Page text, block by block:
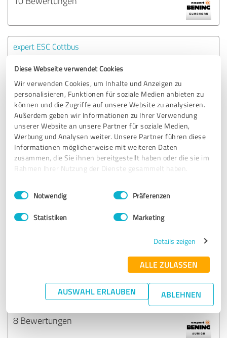
Diese Webseite verwendet Cookies
Wir verwenden Cookies, um Inhalte und Anzeigen zu
personalisieren, Funktionen für soziale Medien anbieten zu
können und die Zugriffe auf unsere Website zu analysieren.
Außerdem geben wir Informationen zu Ihrer Verwendung
unserer Website an unsere Partner für soziale Medien,
Werbung und Analysen weiter. Unsere Partner führen diese
Informationen möglicherweise mit weiteren Daten
zusammen, die Sie ihnen bereitgestellt haben oder die sie im
Rahmen Ihrer Nutzung der Dienste gesammelt haben.
Impressum Datenschutzbestimmungen
Einwilligungsauswahl
Notwendig Präferenzen
Statistiken Marketing
Details zeigen
ALLE ZULASSEN
AUSWAHL ERLAUBEN ABLEHNEN
expert ESC Cottbus
9 Bewertungen
expert ESC Bautzen
9 Bewertungen
expert Bening Aurich
8 Bewertungen